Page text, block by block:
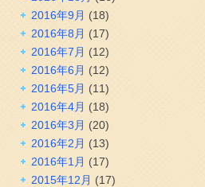
2016年9月 (18)
2016年8月 (17)
2016年7月 (12)
2016年6月 (12)
2016年5月 (11)
2016年4月 (18)
2016年3月 (20)
2016年2月 (13)
2016年1月 (17)
2015年12月 (17)